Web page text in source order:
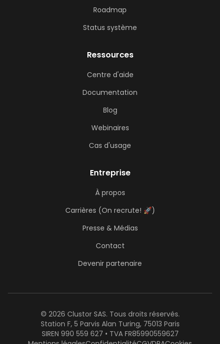
Roadmap
Status système
Ressources
Centre d'aide
Documentation
Blog
Webinaires
Cas d'usage
Entreprise
À propos
Carrières (On recrute! 🚀)
Presse & Médias
Contact
Devenir partenaire
© 2026 Clustor SAS. Tous droits réservés.
Station F, 5 Parvis Alan Turing, 75013 Paris
SIREN 990 559 627 • TVA FR85990559627